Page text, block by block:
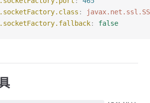
:
: false